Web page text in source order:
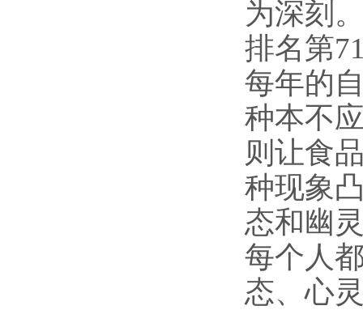
为深刻
排名第
每年的
种本不
则让食
种现象
态和幽
每个人
态、心